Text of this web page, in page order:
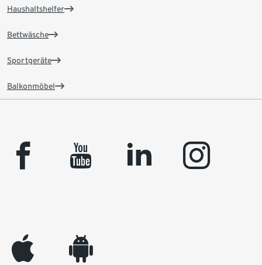
Haushaltshelfer
Bettwäsche
Sportgeräte
Balkonmöbel
facebook youtube linkedin instagram
appleinc android